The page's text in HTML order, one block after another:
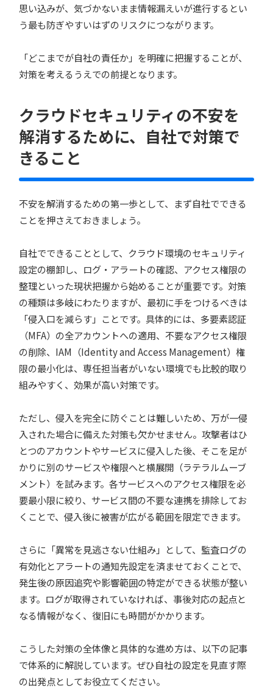
思い込みが、気づかないまま情報漏えいが進行するとい
う最も防ぎやすいはずのリスクにつながります。
「どこまでが自社の責任か」を明確に把握することが、
対策を考えるうえでの前提となります。
クラウドセキュリティの不安を
解消するために、自社で対策で
きること
不安を解消するための第一歩として、まず自社でできる
ことを押さえておきましょう。
自社でできることとして、クラウド環境のセキュリティ
設定の棚卸し、ログ・アラートの確認、アクセス権限の
整理といった現状把握から始めることが重要です。対策
の種類は多岐にわたりますが、最初に手をつけるべきは
「侵入口を減らす」ことです。具体的には、多要素認証
（MFA）の全アカウントへの適用、不要なアクセス権限
の削除、IAM（Identity and Access Management）権
限の最小化は、専任担当者がいない環境でも比較的取り
組みやすく、効果が高い対策です。
ただし、侵入を完全に防ぐことは難しいため、万が一侵
入された場合に備えた対策も欠かせません。攻撃者はひ
とつのアカウントやサービスに侵入した後、そこを足が
かりに別のサービスや権限へと横展開（ラテラルムーブ
メント）を試みます。各サービスへのアクセス権限を必
要最小限に絞り、サービス間の不要な連携を排除してお
くことで、侵入後に被害が広がる範囲を限定できます。
さらに「異常を見逃さない仕組み」として、監査ログの
有効化とアラートの通知先設定を済ませておくことで、
発生後の原因追究や影響範囲の特定ができる状態が整い
ます。ログが取得されていなければ、事後対応の起点と
なる情報がなく、復旧にも時間がかかります。
こうした対策の全体像と具体的な進め方は、以下の記事
で体系的に解説しています。ぜひ自社の設定を見直す際
の出発点としてお役立てください。